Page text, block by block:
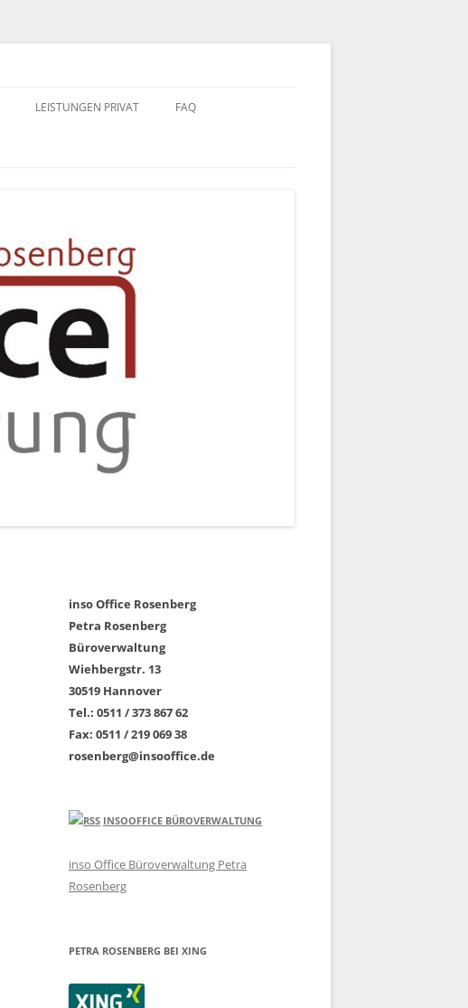
LEISTUNGEN PRIVAT FAQ
inso Office Rosenberg
Petra Rosenberg
Büroverwaltung
Wiehbergstr. 13
30519 Hannover
Tel.: 0511 / 373 867 62
Fax: 0511 / 219 069 38
rosenberg@insooffice.de
INSOOFFICE BÜROVERWALTUNG
inso Office Büroverwaltung Petra
Rosenberg
PETRA ROSENBERG BEI XING